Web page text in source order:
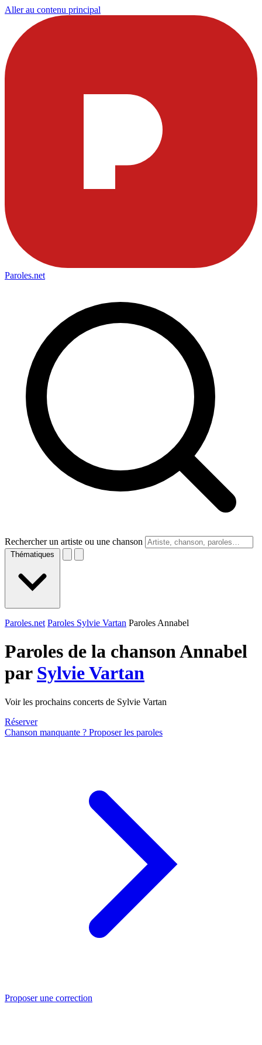
Aller au contenu principal
Paroles.net
Rechercher un artiste ou une chanson
Thématiques
Paroles.net Paroles Sylvie Vartan Paroles Annabel
Paroles de la chanson Annabel
par Sylvie Vartan
Voir les prochains concerts de Sylvie Vartan
Réserver
Chanson manquante ? Proposer les paroles
Proposer une correction